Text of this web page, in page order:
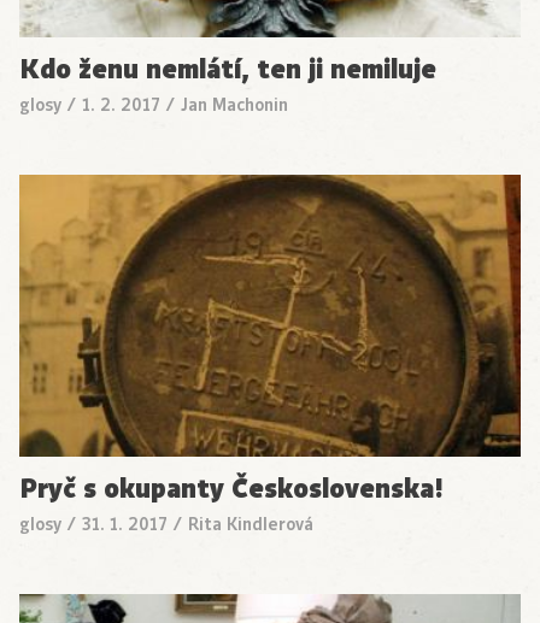
Kdo ženu nemlátí, ten ji nemiluje
glosy / 1. 2. 2017 / Jan Machonin
Pryč s okupanty Československa!
glosy / 31. 1. 2017 / Rita Kindlerová